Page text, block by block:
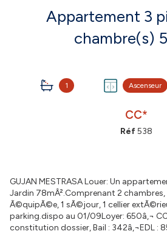
Appartement 3 pièce(s) 2
1 Ascenseur
CC*
Réf538
GUJAN MESTRASA Louer: Un
Jardin 78mÂ².Comprenant 2 chambres,
Ã©quipÃ©e, 1 sÃ©jour, 1 cellier
parking.dispo au 01/09Loyer: 650â‚¬
constitution dossier, Bail : 342â‚¬EDL :